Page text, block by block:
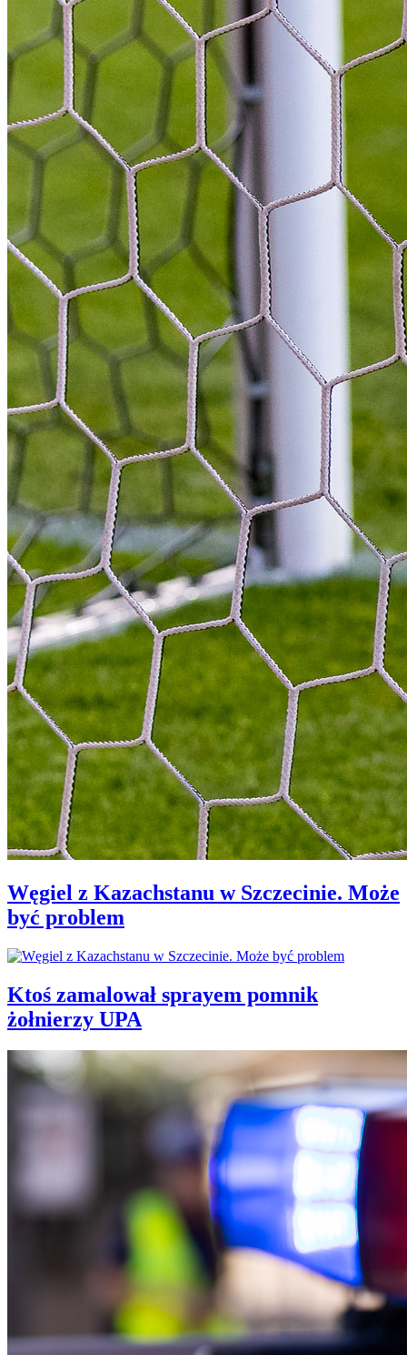
Węgiel z Kazachstanu w Szczecinie. Może
być problem
Ktoś zamalował sprayem pomnik
żołnierzy UPA